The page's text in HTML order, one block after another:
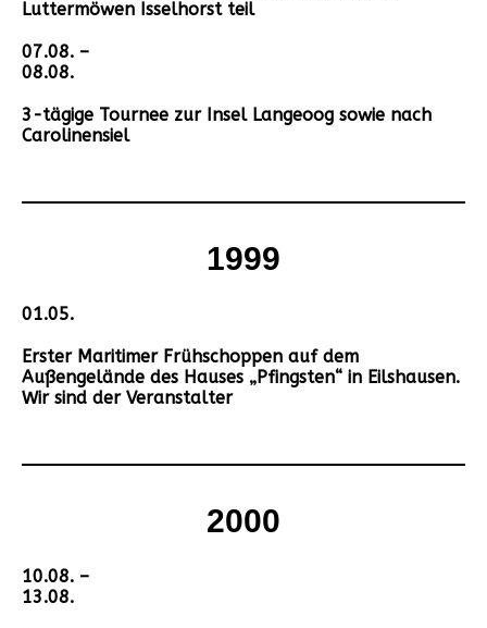
Luttermöwen Isselhorst teil
07.08. –
08.08.
3-tägige Tournee zur Insel Langeoog sowie nach
Carolinensiel
1999
01.05.
Erster Maritimer Frühschoppen auf dem
Außengelände des Hauses „Pfingsten“ in Eilshausen.
Wir sind der Veranstalter
2000
10.08. –
13.08.